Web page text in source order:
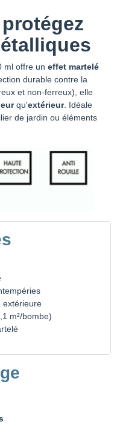
ml offre un effet martelé
durable contre la
et non-ferreux), elle
qu'extérieur. Idéale
de jardin ou éléments
extérieure
m²/bombe)